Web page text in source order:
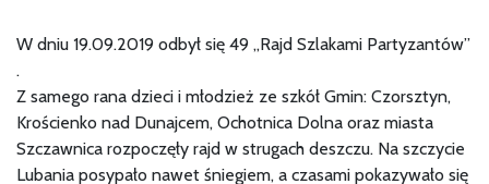
W dniu 19.09.2019 odbył się 49 „Rajd Szlakami Partyzantów”
.
Z samego rana dzieci i młodzież ze szkół Gmin: Czorsztyn,
Krościenko nad Dunajcem, Ochotnica Dolna oraz miasta
Szczawnica rozpoczęły rajd w strugach deszczu. Na szczycie
Lubania posypało nawet śniegiem, a czasami pokazywało się